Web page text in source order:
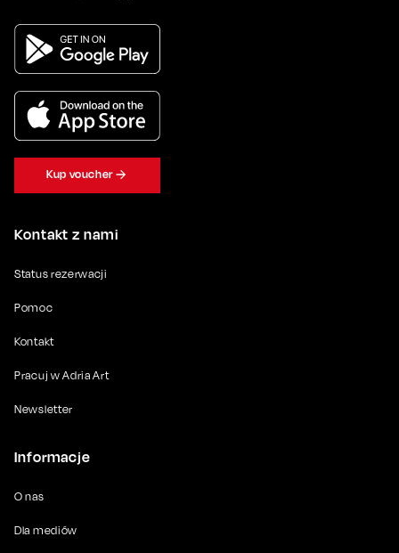
Kontakt z nami
Status rezerwacji
Pomoc
Kontakt
Pracuj w Adria Art
Newsletter
Informacje
O nas
Dla mediów
Kup voucher